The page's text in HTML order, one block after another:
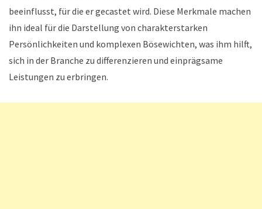
beeinflusst, für die er gecastet wird. Diese Merkmale machen
ihn ideal für die Darstellung von charakterstarken
Persönlichkeiten und komplexen Bösewichten, was ihm hilft,
sich in der Branche zu differenzieren und einprägsame
Leistungen zu erbringen.